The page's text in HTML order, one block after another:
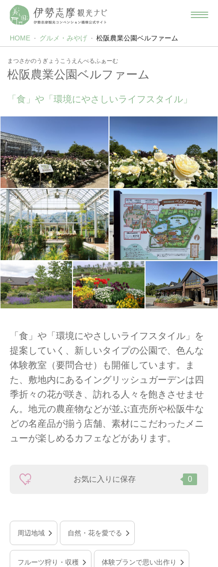
HOME グルメ・みやげ 松阪農業公園ベルファーム
まつさかのうぎょうこうえんべるふぁーむ
松阪農業公園ベルファーム
「食」や「環境にやさしいライフスタイル」
「食」や「環境にやさしいライフスタイル」を
提案していく、新しいタイプの公園で、色んな
体験教室（要問合せ）も開催しています。ま
た、敷地内にあるイングリッシュガーデンは四
季折々の花が咲き、訪れる人々を飽きさせませ
ん。地元の農産物などが並ぶ直売所や松阪牛な
どの名産品が揃う店舗、素材にこだわったメニ
ューが楽しめるカフェなどがあります。
お気に入りに保存 0
周辺地域 自然・花を愛でる
フルーツ狩り・収穫 体験プランで思い出作り